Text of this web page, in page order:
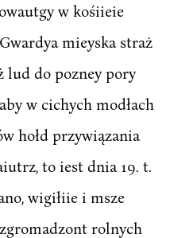
w kośiieie
mieyska straż
lud do pozney pory
w cichych modłach
hołd przywiązania
to iest dnia 19. t.
wigiłiie i msze
rolnych